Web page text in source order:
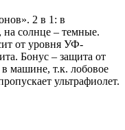
2 в 1: в
солнце – темные.
от уровня УФ-
Бонус – защита от
машине, т.к. лобовое
ультрафиолет.